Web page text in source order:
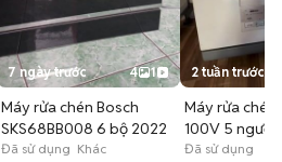
7 ngày trước 4 1
Máy rửa chén Bosch
SKS68BB008 6 bộ 2022
Đã sử dụng Khác
2 tuần trước
Máy rửa chén
100V 5 người
Đã sử dụng